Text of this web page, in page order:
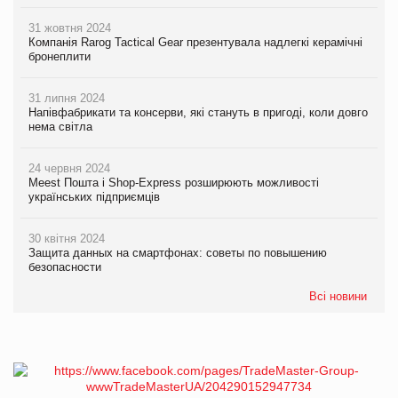
31 жовтня 2024
Компанія Rarog Tactical Gear презентувала надлегкі керамічні
бронеплити
31 липня 2024
Напівфабрикати та консерви, які стануть в пригоді, коли довго
нема світла
24 червня 2024
Meest Пошта і Shop-Express розширюють можливості
українських підприємців
30 квітня 2024
Защита данных на смартфонах: советы по повышению
безопасности
Всі новини